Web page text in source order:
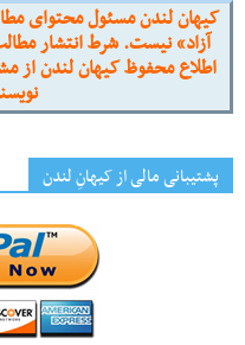
کیهان لندن مسئول محتوای
آزاد» نیست. شرط انتشار
اطلاع محفوظ کیهان لندن
پشتیبانی مالی از کیهانِ لندن